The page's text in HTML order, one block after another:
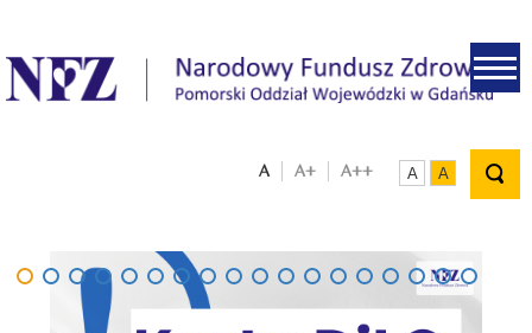
.
A A+ A++ A A